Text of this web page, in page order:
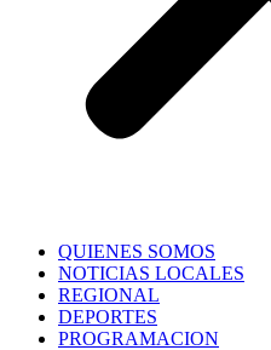
QUIENES SOMOS
NOTICIAS LOCALES
REGIONAL
DEPORTES
PROGRAMACION